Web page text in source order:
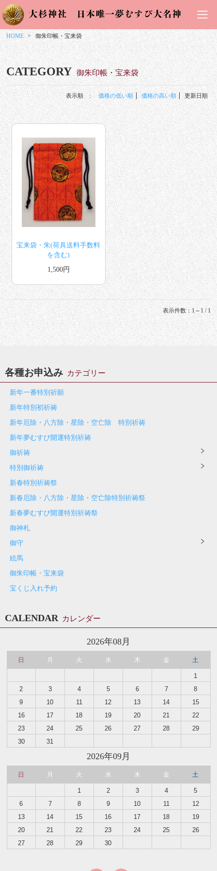
HOME 御朱印帳・宝来袋
CATEGORY 御朱印帳・宝来袋
表示順 : 価格の低い順 価格の高い順 更新日順
宝来袋・朱(荷具送料手数料
を含む)
1,500円
表示件数：1～1 / 1
各種お申込み カテゴリー
新年一番特別祈願
新年特別初祈祷
新年厄除・八方除・星除・空亡除 特別祈祷
新年夢むすび開運特別祈祷
御祈祷
特別御祈祷
新春特別祈祷祭
新春厄除・八方除・星除・空亡除特別祈祷祭
新春夢むすび開運特別祈祷祭
御神札
御守
絵馬
御朱印帳・宝来袋
宝くじ入れ予約
CALENDAR カレンダー
2026年08月
日 月 火 水 木 金 土
1
2
3 4 5 6 7
8
9
10 11 12 13 14
15
16
17 18 19 20 21
22
23
24 25 26 27 28
29
30
31
2026年09月
日 月 火 水 木 金 土
1 2 3 4
5
6
7 8 9 10 11
12
13
14 15 16 17 18
19
20
21 22 23 24 25
26
27
28 29 30